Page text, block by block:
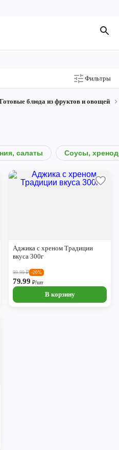
Фильтры
Готовые блюда из фруктов и овощей
салаты Соусы,
Аджика с хреном Традиции
вкуса 300г
99.99₽ -20%
79.99₽/шт
В корзину